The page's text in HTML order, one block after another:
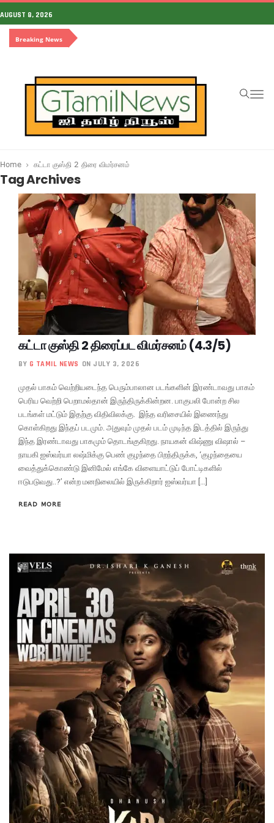
AUGUST 8, 2026
Breaking News
Home கட்டா குஸ்தி 2 திரை விமர்சனம்
Tag Archives
கட்டா குஸ்தி 2 திரைப்பட விமர்சனம் (4.3/5)
BY G TAMIL NEWS ON JULY 3, 2026
முதல் பாகம் வெற்றியடைந்த பெரும்பாலான படங்களின் இரண்டாவது பாகம்
பெரிய வெற்றி பெறாமல்தான் இருந்திருக்கின்றன. பாகுபலி போன்ற சில
படங்கள் மட்டும் இதற்கு விதிவிலக்கு. இந்த வரிசையில் இணைந்து
கொள்கிறது இந்தப் படமும். அதுவும் முதல் படம் முடிந்த இடத்தில் இருந்து
இந்த இரண்டாவது பாகமும் தொடங்குகிறது. நாயகன் விஷ்ணு விஷால் –
நாயகி ஐஸ்வர்யா லஷ்மிக்கு பெண் குழந்தை பிறந்திருக்க, ‘குழந்தையை
வைத்துக்கொண்டு இனிமேல் எங்கே விளையாட்டுப் போட்டிகளில்
ஈடுபடுவது..?’ என்ற மனநிலையில் இருக்கிறார் ஐஸ்வர்யா […]
READ MORE